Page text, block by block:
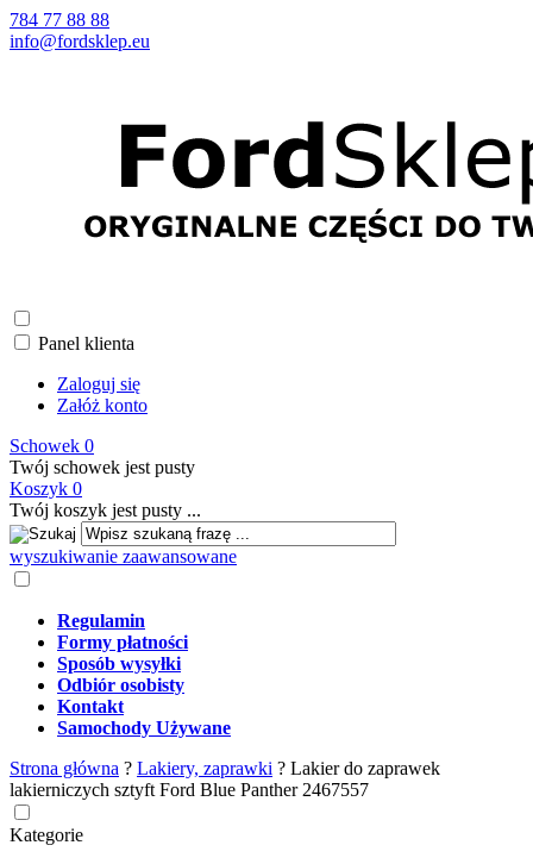
784 77 88 88
info@fordsklep.eu
Panel klienta
Zaloguj się
Załóż konto
Schowek 0
Twój schowek jest pusty
Koszyk 0
Twój koszyk jest pusty ...
wyszukiwanie zaawansowane
Regulamin
Formy płatności
Sposób wysyłki
Odbiór osobisty
Kontakt
Samochody Używane
Strona główna ? Lakiery, zaprawki ? Lakier do zaprawek
lakierniczych sztyft Ford Blue Panther 2467557
Kategorie